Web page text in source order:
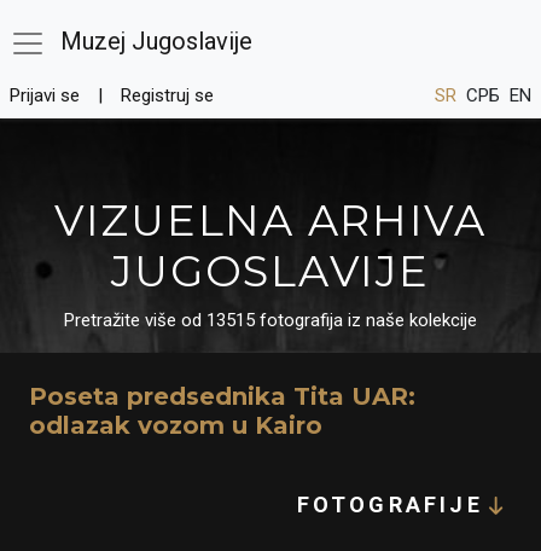
Muzej Jugoslavije
Prijavi se Registruj se SR СРБ EN
VIZUELNA ARHIVA
JUGOSLAVIJE
Pretražite više od 13515 fotografija iz naše kolekcije
Poseta predsednika Tita UAR:
odlazak vozom u Kairo
FOTOGRAFIJE